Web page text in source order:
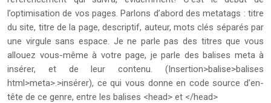
l’optimisation de vos pages. Parlons d’abord des metatags : titre
du site, titre de la page, descriptif, auteur, mots clés séparés par
une virgule sans espace. Je ne parle pas des titres que vous
allouez vous-même à votre page, je parle des balises meta à
insérer, et de leur contenu. (Insertion>balise>balises
html>meta>.>insérer), ce qui vous donne en code source d’en-
tête de ce genre, entre les balises <head> et </head>